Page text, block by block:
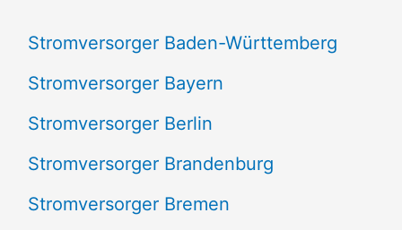
h
:
Stromversorger Baden-Württemberg
Stromversorger Bayern
Stromversorger Berlin
Stromversorger Brandenburg
Stromversorger Bremen